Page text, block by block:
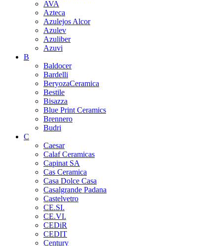
AVA
Azteca
Azulejos Alcor
Azulev
Azuliber
Azuvi
B
Baldocer
Bardelli
BeryozaCeramica
Bestile
Bisazza
Blue Print Ceramics
Brennero
Budri
C
Caesar
Calaf Ceramicas
Capinat SA
Cas Ceramica
Casa Dolce Casa
Casalgrande Padana
Castelvetro
CE.SI.
CE.VI.
CEDiR
CEDIT
Century